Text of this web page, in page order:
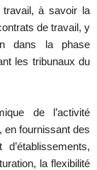
à savoir la
de travail, y
dans la phase
les tribunaux du
de l’activité
en fournissant des
la flexibilité